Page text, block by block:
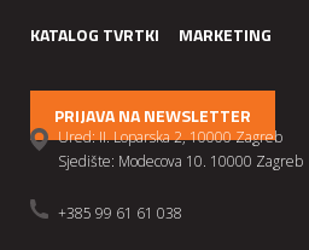
KATALOG TVRTKI
MARKETING
PRIJAVA NA NEWSLETTER
Ured: II. Loparska 2, 10000 Zagreb
Sjedište: Modecova 10. 10000 Zagreb
+385 99 61 61 038